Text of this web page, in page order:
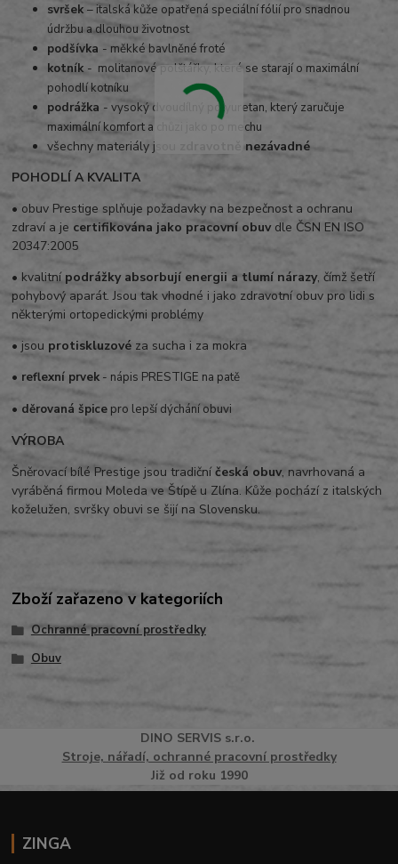
svršek– italská kůže opatřená speciální fólií pro snadnou
údržbu a dlouhou životnost
podšívka - měkké bavlněné froté
kotník - molitanové polštářky, které se starají o maximální
pohodlí kotníku
podrážka - vysoký dvoudílný polyuretan, který zaručuje
maximální komfort a chůzi jako po mechu
všechny materiály jsou
zdravotně nezávadné
POHODLÍ A KVALITA
• obuv Prestige splňuje požadavky na bezpečnost a ochranu
zdraví a je certifikována jako pracovní obuv dle ČSN EN ISO
20347:2005
• kvalitní podrážky absorbují energii a tlumí nárazy, čímž šetří
pohybový aparát. Jsou tak vhodné i jako zdravotní obuv pro lidi s
některými ortopedickými problémy
• jsou protiskluzové za sucha i za mokra
• reflexní prvek - nápis PRESTIGE na patě
• děrovaná špice pro lepší dýchání obuvi
VÝROBA
Šněrovací bílé Prestige jsou tradičníčeská obuv, navrhovaná a
vyráběná firmou Moleda ve Štípě u Zlína. Kůže pochází z italských
koželužen, svršky obuvi se šijí na Slovensku.
Zboží zařazeno v kategoriích
Ochranné pracovní prostředky
Obuv
DINO SERVISs.r.o.
Stroje, nářadí, ochranné pracovní prostředky
Již od roku 1990
ZINGA